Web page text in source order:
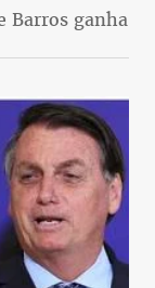
Barros ganha